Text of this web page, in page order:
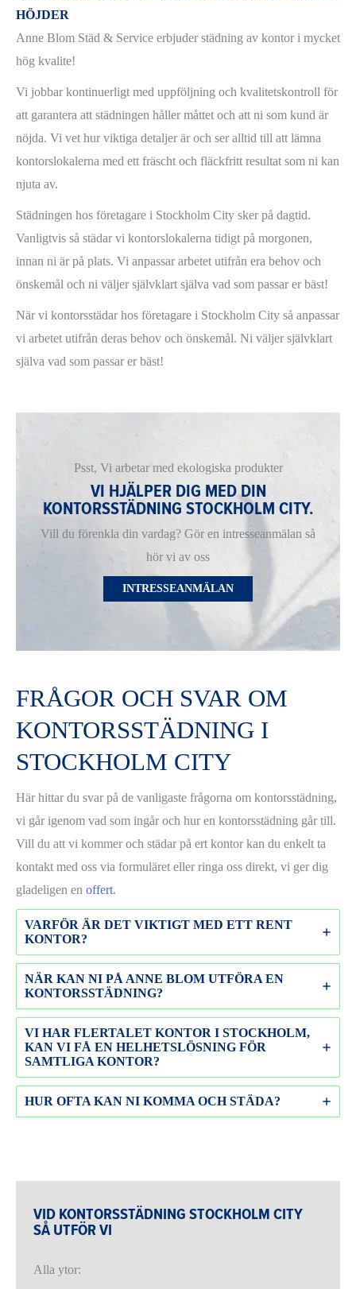
HÖJDER
Anne Blom Städ & Service erbjuder städning av kontor i mycket
hög kvalite!
Vi jobbar kontinuerligt med uppföljning och kvalitetskontroll för
att garantera att städningen håller måttet och att ni som kund är
nöjda. Vi vet hur viktiga detaljer är och ser alltid till att lämna
kontorslokalerna med ett fräscht och fläckfritt resultat som ni kan
njuta av.
Städningen hos företagare i Stockholm City sker på dagtid.
Vanligtvis så städar vi kontorslokalerna tidigt på morgonen,
innan ni är på plats. Vi anpassar arbetet utifrån era behov och
önskemål och ni väljer självklart själva vad som passar er bäst!
När vi kontorsstädar hos företagare i Stockholm City så anpassar
vi arbetet utifrån deras behov och önskemål. Ni väljer självklart
själva vad som passar er bäst!
Psst, Vi arbetar med ekologiska produkter
VI HJÄLPER DIG MED DIN
KONTORSSTÄDNING STOCKHOLM CITY.
Vill du förenkla din vardag? Gör en intresseanmälan så
hör vi av oss
INTRESSEANMÄLAN
FRÅGOR OCH SVAR OM
KONTORSSTÄDNING I
STOCKHOLM CITY
Här hittar du svar på de vanligaste frågorna om kontorsstädning,
vi går igenom vad som ingår och hur en kontorsstädning går till.
Vill du att vi kommer och städar på ert kontor kan du enkelt ta
kontakt med oss via formuläret eller ringa oss direkt, vi ger dig
gladeligen en offert.
VARFÖR ÄR DET VIKTIGT MED ETT RENT
KONTOR?
NÄR KAN NI PÅ ANNE BLOM UTFÖRA EN
KONTORSSTÄDNING?
VI HAR FLERTALET KONTOR I STOCKHOLM,
KAN VI FÅ EN HELHETSLÖSNING FÖR
SAMTLIGA KONTOR?
HUR OFTA KAN NI KOMMA OCH STÄDA?
VID KONTORSSTÄDNING STOCKHOLM CITY
SÅ UTFÖR VI
Alla ytor: